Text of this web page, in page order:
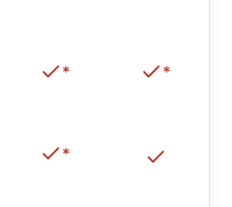
* *
*